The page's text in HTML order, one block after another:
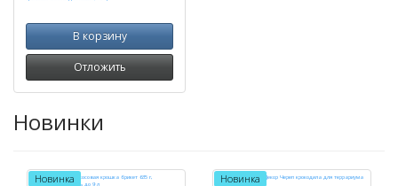
В корзину
Отложить
Новинки
Новинка Новинка